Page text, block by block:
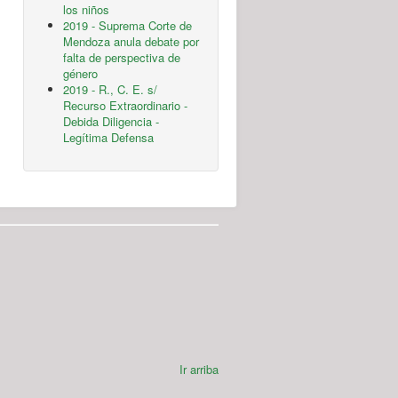
los niños
2019 - Suprema Corte de
Mendoza anula debate por
falta de perspectiva de
género
2019 - R., C. E. s/
Recurso Extraordinario -
Debida Diligencia -
Legítima Defensa
Ir arriba